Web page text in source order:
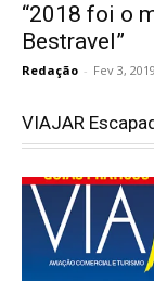
“2018 foi o
Bestravel”
Redação - Fev 3, 2019
VIAJAR